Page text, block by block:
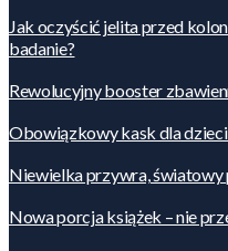
Jak oczyścić jelita przed
badanie?
Rewolucyjny booster
Obowiązkowy kask dla
Niewielka przywra, światowy
Nowa porcja książek – nie